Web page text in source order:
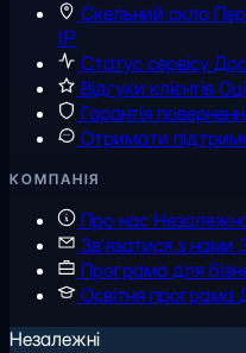
Скельний скло
IP
Статус сервісу
Відгуки клієнтів
Гарантія
Отримати
КОМПАНІЯ
Про нас
Зв'язатися з нами
Програма для
Освітня програма
Незалежні